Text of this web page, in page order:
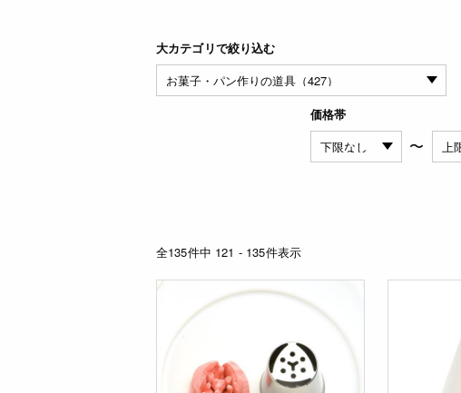
大カテゴリで絞り込む
価格帯
〜
全135件中 121 - 135件表示